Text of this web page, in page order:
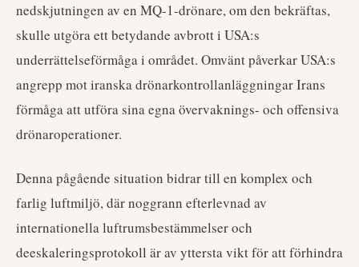
nedskjutningen av en MQ-1-drönare, om den bekräftas,
skulle utgöra ett betydande avbrott i USA:s
underrättelseförmåga i området. Omvänt påverkar USA:s
angrepp mot iranska drönarkontrollanläggningar Irans
förmåga att utföra sina egna övervaknings- och offensiva
drönaroperationer.
Denna pågående situation bidrar till en komplex och
farlig luftmiljö, där noggrann efterlevnad av
internationella luftrumsbestämmelser och
deeskaleringsprotokoll är av yttersta vikt för att förhindra